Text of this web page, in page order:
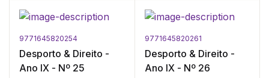
9771645820254
Desporto & Direito -
Ano IX - Nº 25
9771645820261
Desporto & Direito -
Ano IX - Nº 26